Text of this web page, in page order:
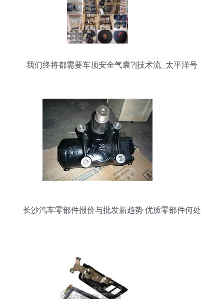
我们终将都需要车顶安全气囊?|技术流_太平洋号
长沙汽车零部件报价与批发新趋势 优质零部件何处